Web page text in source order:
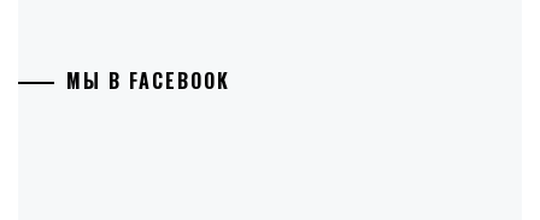
МЫ В FACEBOOK